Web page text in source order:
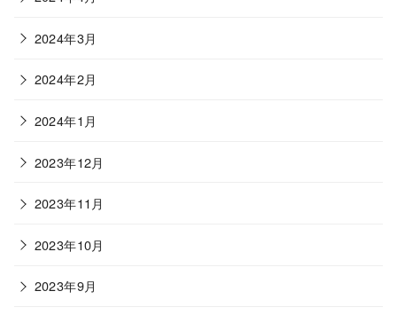
2024年3月
2024年2月
2024年1月
2023年12月
2023年11月
2023年10月
2023年9月